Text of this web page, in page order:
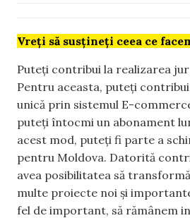
Vreți să susțineți ceea ce
Puteți contribui la realizarea
Pentru aceasta, puteți
unică prin sistemul E-
puteți întocmi un abonament
acest mod, puteți fi parte a
pentru Moldova. Datorită
avea posibilitatea să
multe proiecte noi și
fel de important, să rămânem